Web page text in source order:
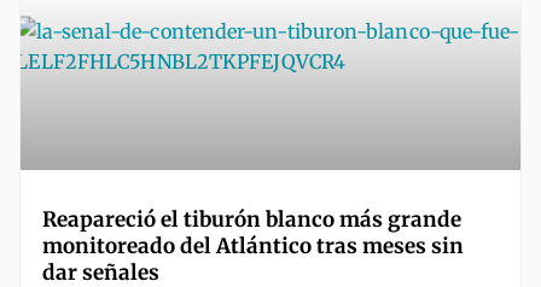
Reapareció el tiburón blanco más grande
monitoreado del Atlántico tras meses sin
dar señales